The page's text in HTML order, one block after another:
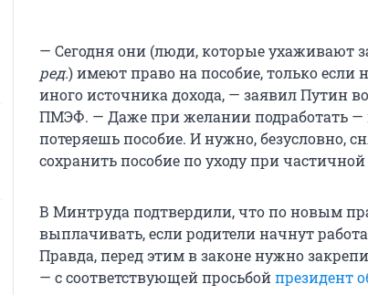
— Сегодня они (люди, которые ухаживают
ред.) имеют право на пособие, только если
иного источника дохода, — заявил Путин
ПМЭФ. — Даже при желании подработать —
потеряешь пособие. И нужно, безусловно,
сохранить пособие по уходу при
В Минтруда подтвердили, что по новым
выплачивать, если родители начнут
Правда, перед этим в законе нужно
— с соответствующей просьбойпрезидент